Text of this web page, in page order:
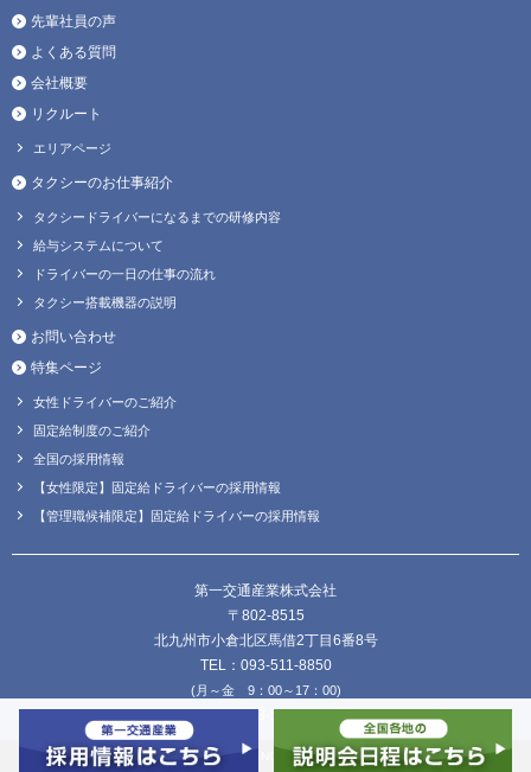
先輩社員の声
よくある質問
会社概要
リクルート
エリアページ
タクシーのお仕事紹介
タクシードライバーになるまでの研修内容
給与システムについて
ドライバーの一日の仕事の流れ
タクシー搭載機器の説明
お問い合わせ
特集ページ
女性ドライバーのご紹介
固定給制度のご紹介
全国の採用情報
【女性限定】固定給ドライバーの採用情報
【管理職候補限定】固定給ドライバーの採用情報
第一交通産業株式会社
〒802-8515
北九州市小倉北区馬借2丁目6番8号
TEL：093-511-8850
(月～金 9：00～17：00)
FAX：093-511-8838
Copyright © DAIICHI KOUTSU SANGYO Co.,Ltd. all Rights Reserved.